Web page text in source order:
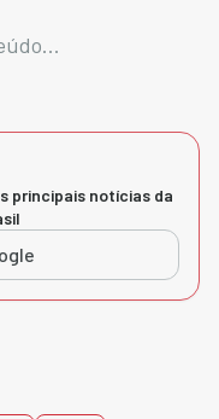
principais notícias da